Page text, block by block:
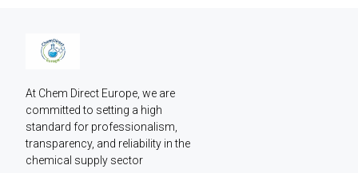
At Chem Direct Europe, we are
committed to setting a high
standard for professionalism,
transparency, and reliability in the
chemical supply sector